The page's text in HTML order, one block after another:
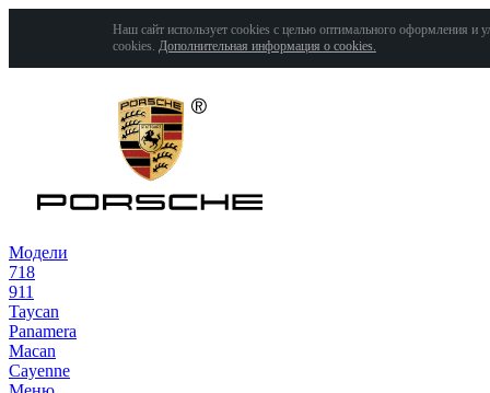
Наш сайт использует cookies с целью оптимального оформления и
cookies. Дополнительная информация о cookies.
Модели
718
911
Taycan
Panamera
Macan
Cayenne